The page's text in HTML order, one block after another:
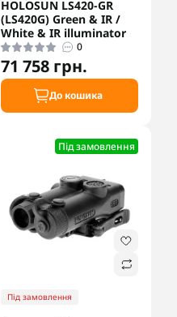
HOLOSUN LS420-GR
(LS420G) Green & IR /
White & IR illuminator
0
71 758 грн.
До кошика
Під замовлення
Під замовлення